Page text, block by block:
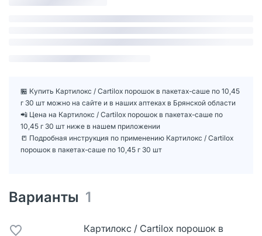
🏪 Купить Картилокс / Cartilox порошок в пакетах-саше по 10,45
г 30 шт можно на сайте и в наших аптеках в Брянской области
📲 Цена на Картилокс / Cartilox порошок в пакетах-саше по
10,45 г 30 шт ниже в нашем приложении
📒 Подробная инструкция по применению Картилокс / Cartilox
порошок в пакетах-саше по 10,45 г 30 шт
Варианты 1
Картилокс / Cartilox порошок в